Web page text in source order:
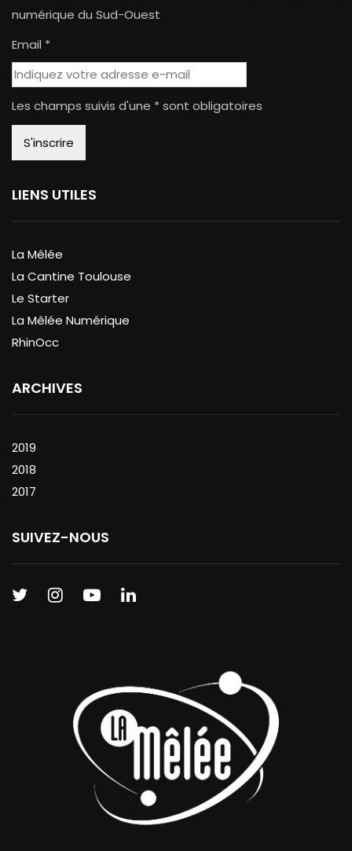
numérique du Sud-Ouest
Email *
Les champs suivis d'une * sont obligatoires
LIENS UTILES
La Mêlée
La Cantine Toulouse
Le Starter
La Mêlée Numérique
RhinOcc
ARCHIVES
2019
2018
2017
SUIVEZ-NOUS